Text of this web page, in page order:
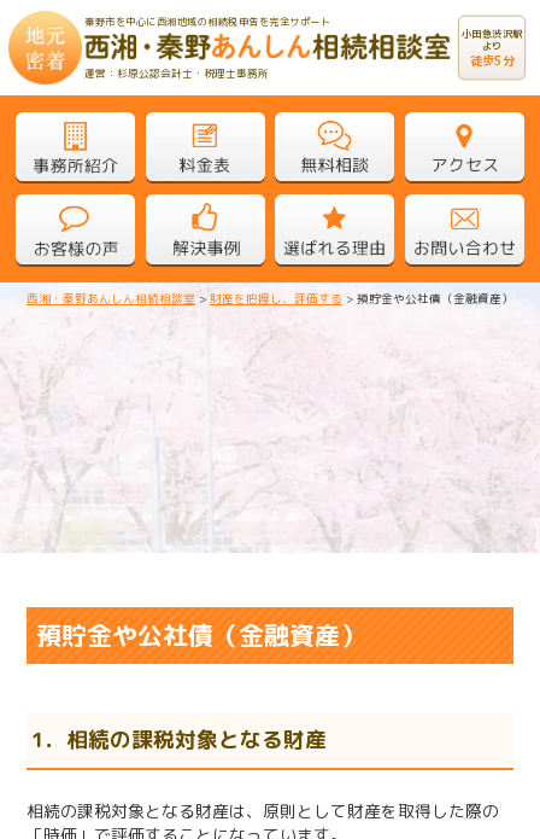
秦野市を中心に西湘地域の相続税申告を完全サポート
運営：杉原公認会計士・税理士事務所
小田急渋沢駅
より
徒歩5分
西湘・秦野あんしん相続相談室 > 財産を把握し、評価する >預貯金や公社債（金融資産）
預貯金や公社債（金融資産）
預貯金や公社債（金融資産）
1．相続の課税対象となる財産
相続の課税対象となる財産は、原則として財産を取得した際の
「時価」で評価することになっています。